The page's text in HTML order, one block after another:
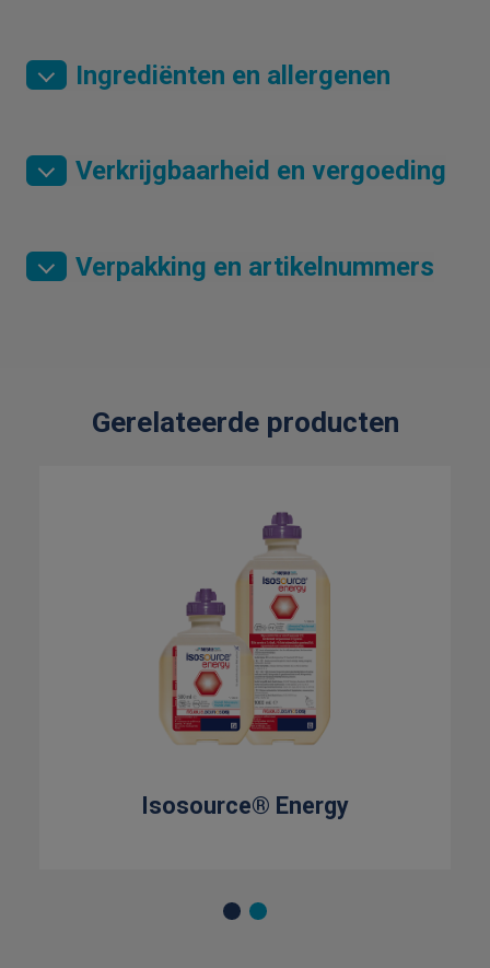
Ingrediënten en allergenen
Verkrijgbaarheid en vergoeding
Verpakking en artikelnummers
Gerelateerde producten
Isosource® Energy